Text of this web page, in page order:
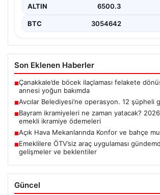
ALTIN 6500.3
BTC 3054642
Son Eklenen Haberler
■Çanakkale’de böcek ilaçlaması felakete
annesi yoğun bakımda
■Avcılar Belediyesi’ne operasyon. 12 şüpheli
■Bayram ikramiyeleri ne zaman yatacak? 2026
emekli ikramiye ödemeleri
■Açık Hava Mekanlarında Konfor ve bahçe
■Emeklilere ÖTV’siz araç uygulaması
gelişmeler ve beklentiler
Güncel